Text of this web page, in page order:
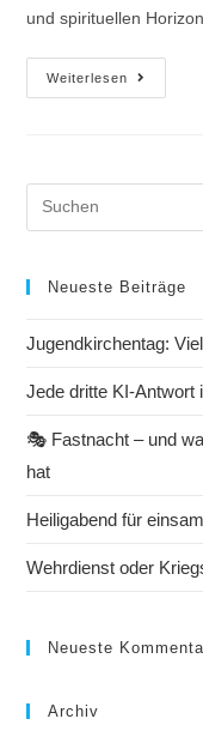
und spirituellen
Weiterlesen
Neueste Beiträge
Jugendkirchentag:
Jede dritte KI-Antwort
🎭 Fastnacht – und
hat
Heiligabend für
Wehrdienst oder
Neueste
Archiv